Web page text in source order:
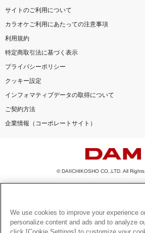
サイトのご利用について
カラオケご利用にあたっての注意事項
利用規約
特定商取引法に基づく表示
プライバシーポリシー
クッキー設定
インフォマティブデータの取得について
ご契約方法
企業情報（コーポレートサイト）
© DAIICHIKOSHO CO.,LTD. All Rights
このサイトに掲載されている一切の文章・画像・写真
を問わず、著作権法の定める範囲を超えて無断で複製
とを禁じます。
楽曲及びコンテンツは、機種によりご利用いただけな
We use cookies to improve your experience
personalize content and ads and to analyze